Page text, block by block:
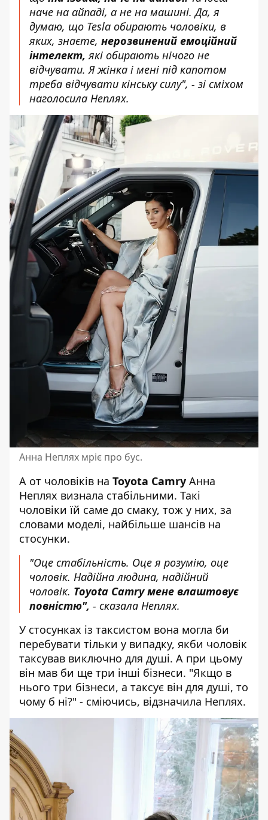
наче на айпаді, а не на машині. Да, я
думаю, що Tesla обирають чоловіки, в
яких, знаєте, нерозвинений емоційний
інтелект, які обирають нічого не
відчувати. Я жінка і мені під капотом
треба відчувати кінську силу", - зі сміхом
наголосила Неплях.
Анна Неплях мріє про бус.
А от чоловіків на Toyota Camry Анна
Неплях визнала стабільними. Такі
чоловіки їй саме до смаку, тож у них, за
словами моделі, найбільше шансів на
стосунки.
"Оце стабільність. Оце я розумію, оце
чоловік. Надійна людина, надійний
чоловік. Toyota Camry мене влаштовує
повністю", - сказала Неплях.
У стосунках із таксистом вона могла би
перебувати тільки у випадку, якби чоловік
таксував виключно для душі. А при цьому
він мав би ще три інші бізнеси. "Якщо в
нього три бізнеси, а таксує він для душі, то
чому б ні?" - сміючись, відзначила Неплях.